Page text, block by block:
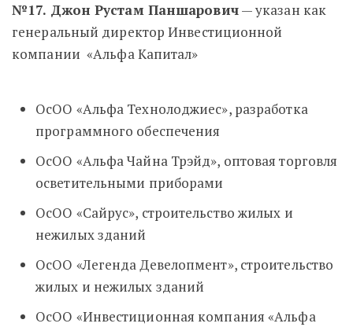
№17. Джон Рустам Паншарович— указан как
генеральный директор Инвестиционной
компании «Альфа Капитал»
ОсОО «Альфа Технолоджиес», разработка
программного обеспечения
ОсОО «Альфа Чайна Трэйд», оптовая торговля
осветительными приборами
ОсОО «Сайрус», строительство жилых и
нежилых зданий
ОсОО «Легенда Девелопмент», строительство
жилых и нежилых зданий
ОсОО «Инвестиционная компания «Альфа